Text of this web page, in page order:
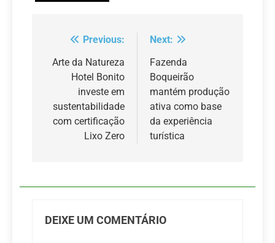
Navegação
de
Previous:
Arte da Natureza
Hotel Bonito
investe em
sustentabilidade
com certificação
Lixo Zero
Next:
Fazenda
Boqueirão
mantém produção
ativa como base
da experiência
turística
DEIXE UM COMENTÁRIO